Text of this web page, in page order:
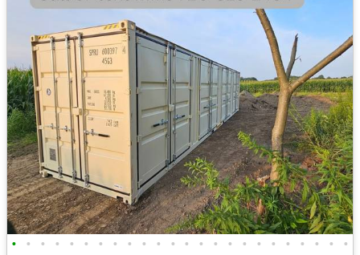
• • • • • • • • • • • • • • • • • • • • • • • •